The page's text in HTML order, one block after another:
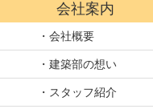
会社案内
・会社概要
・建築部の想い
・スタッフ紹介